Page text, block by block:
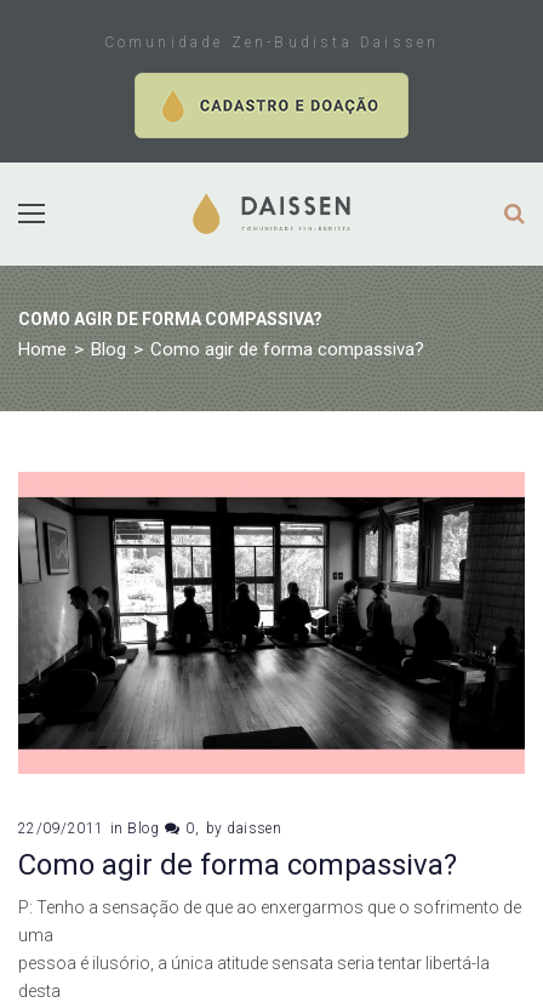
Comunidade Zen-Budista Daissen
COMO AGIR DE FORMA COMPASSIVA?
Home > Blog > Como agir de forma compassiva?
22/09/2011 in Blog 0 by daissen
Como agir de forma compassiva?
P: Tenho a sensação de que ao enxergarmos que o sofrimento de
uma
pessoa é ilusório, a única atitude sensata seria tentar libertá-la
desta